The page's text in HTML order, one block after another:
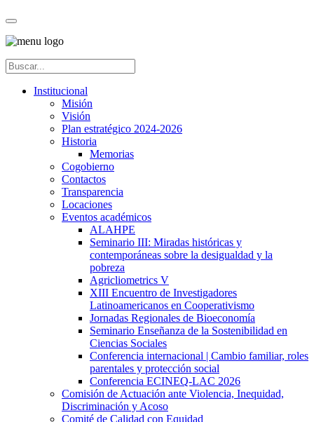
Institucional
Misión
Visión
Plan estratégico 2024-2026
Historia
Memorias
Cogobierno
Contactos
Transparencia
Locaciones
Eventos académicos
ALAHPE
Seminario III: Miradas históricas y
contemporáneas sobre la desigualdad y la
pobreza
Agricliometrics V
XIII Encuentro de Investigadores
Latinoamericanos en Cooperativismo
Jornadas Regionales de Bioeconomía
Seminario Enseñanza de la Sostenibilidad en
Ciencias Sociales
Conferencia internacional | Cambio familiar, roles
parentales y protección social
Conferencia ECINEQ-LAC 2026
Comisión de Actuación ante Violencia, Inequidad,
Discriminación y Acoso
Comité de Calidad con Equidad